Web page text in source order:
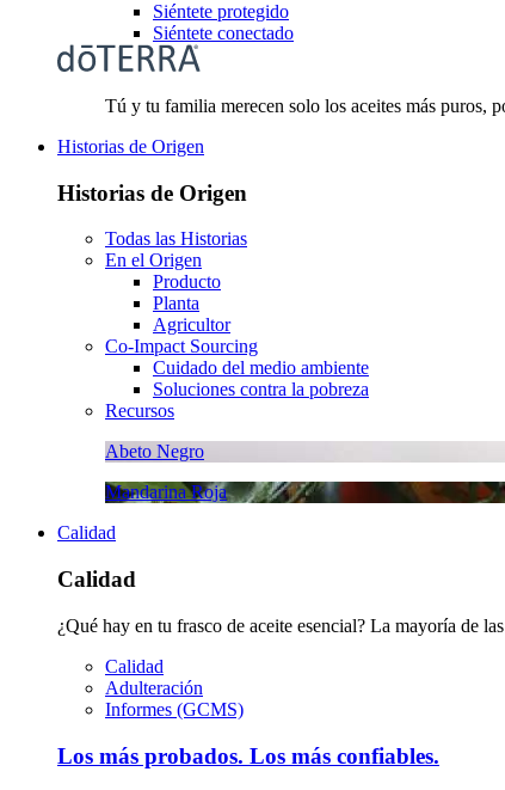
Siéntete protegido
Siéntete conectado
Tú y tu familia merecen solo los aceites más puros,
Historias de Origen
Historias de Origen
Todas las Historias
En el Origen
Producto
Planta
Agricultor
Co-Impact Sourcing
Cuidado del medio ambiente
Soluciones contra la pobreza
Recursos
Abeto Negro
Mandarina Roja
Calidad
Calidad
¿Qué hay en tu frasco de aceite esencial? La mayoría de
Calidad
Adulteración
Informes (GCMS)
Los más probados. Los más confiables.